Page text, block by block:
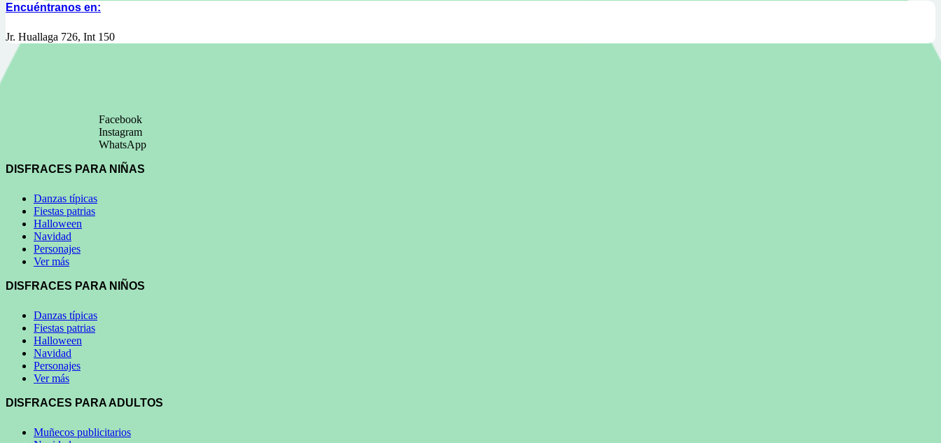
Encuéntranos en:
Jr. Huallaga 726, Int 150
Facebook
Instagram
WhatsApp
DISFRACES PARA NIÑAS
Danzas típicas
Fiestas patrias
Halloween
Navidad
Personajes
Ver más
DISFRACES PARA NIÑOS
Danzas típicas
Fiestas patrias
Halloween
Navidad
Personajes
Ver más
DISFRACES PARA ADULTOS
Muñecos publicitarios